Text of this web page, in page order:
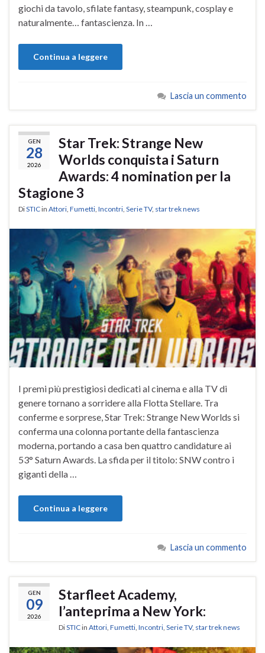
giochi da tavolo, sfilate fantasy, steampunk, cosplay e
naturalmente… fantascienza. In …
Continua a leggere
Lascia un commento
GEN
28
2026
Star Trek: Strange New
Worlds conquista i Saturn
Awards: 4 nomination per la
Stagione 3
DiSTICin Attori Fumetti Incontri Serie TV, star trek news
I premi più prestigiosi dedicati al cinema e alla TV di
genere tornano a sorridere alla Flotta Stellare. Tra
conferme e sorprese, Star Trek: Strange New Worlds si
conferma una colonna portante della fantascienza
moderna, portando a casa ben quattro candidature ai
53° Saturn Awards. La sfida per il titolo: SNW contro i
giganti della …
Continua a leggere
Lascia un commento
GEN
09
2026
Starfleet Academy,
l’anteprima a New York:
DiSTICin Attori, Fumetti, Incontri, Serie TV, star trek news